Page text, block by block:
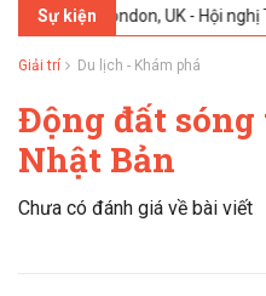
Sự kiện
London, UK - Hội nghị
Giải trí Du lịch - Khám phá
Động đất
Nhật Bản
Chưa có đánh giá về bài viết